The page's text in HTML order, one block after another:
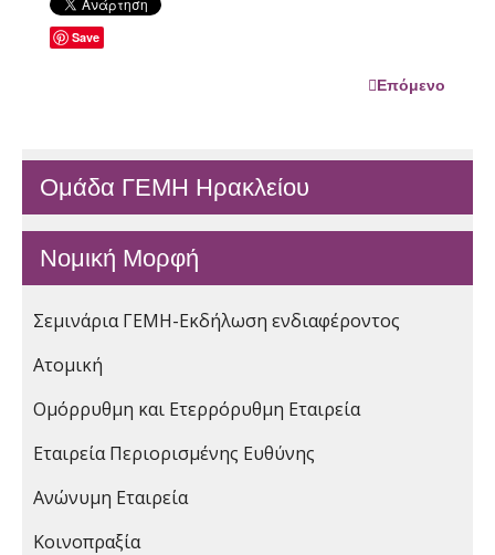
Save
Επόμενο
Ομάδα ΓΕΜΗ Ηρακλείου
Νομική Μορφή
Σεμινάρια ΓΕΜΗ-Εκδήλωση ενδιαφέροντος
Ατομική
Ομόρρυθμη και Ετερρόρυθμη Εταιρεία
Εταιρεία Περιορισμένης Ευθύνης
Ανώνυμη Εταιρεία
Κοινοπραξία